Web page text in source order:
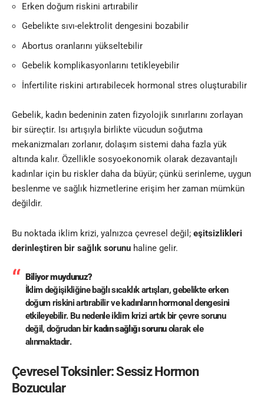
Erken doğum riskini artırabilir
Gebelikte sıvı-elektrolit dengesini bozabilir
Abortus oranlarını yükseltebilir
Gebelik komplikasyonlarını tetikleyebilir
İnfertilite riskini artırabilecek hormonal stres oluşturabilir
Gebelik, kadın bedeninin zaten fizyolojik sınırlarını zorlayan
bir süreçtir. Isı artışıyla birlikte vücudun soğutma
mekanizmaları zorlanır, dolaşım sistemi daha fazla yük
altında kalır. Özellikle sosyoekonomik olarak dezavantajlı
kadınlar için bu riskler daha da büyür; çünkü serinleme, uygun
beslenme ve sağlık hizmetlerine erişim her zaman mümkün
değildir.
Bu noktada iklim krizi, yalnızca çevresel değil; eşitsizlikleri
derinleştiren bir sağlık sorunu haline gelir.
Biliyor muydunuz?
İklim değişikliğine bağlı sıcaklık artışları, gebelikte erken
doğum riskini artırabilir ve kadınların hormonal dengesini
etkileyebilir. Bu nedenle iklim krizi artık bir çevre sorunu
değil, doğrudan bir kadın sağlığı sorunuolarak ele
alınmaktadır.
Çevresel Toksinler: Sessiz Hormon
Bozucular